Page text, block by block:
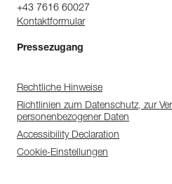
+43 7616 60027
Kontaktformular
Pressezugang
Rechtliche Hinweise
Richtlinien zum Datenschutz, zur
personenbezogener Daten
Accessibility Declaration
Cookie-Einstellungen